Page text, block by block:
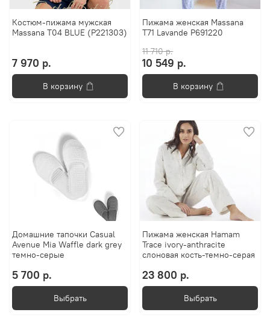
Костюм-пижама мужская
Massana T04 BLUE (P221303)
7 970 р.
В корзину
Пижама женская Massana
T71 Lavande P691220
11 710 р.
10 549 р.
В корзину
Домашние тапочки Casual
Avenue Mia Waffle dark grey
темно-серые
5 700 р.
Выбрать
Пижама женская Hamam
Trace ivory-anthracite
слоновая кость-темно-серая
23 800 р.
Выбрать